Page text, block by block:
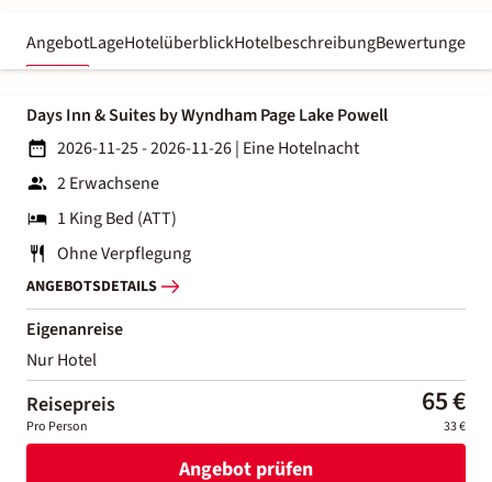
AngebotLageHotelüberblickHotelbeschreibungBewertungen
Days Inn & Suites by Wyndham Page Lake Powell
2026-11-25 - 2026-11-26| Eine Hotelnacht
2 Erwachsene
1 King Bed (ATT)
Ohne Verpflegung
ANGEBOTSDETAILS
Eigenanreise
Nur Hotel
Reisepreis 65 €
Pro Person 33 €
Angebot prüfen